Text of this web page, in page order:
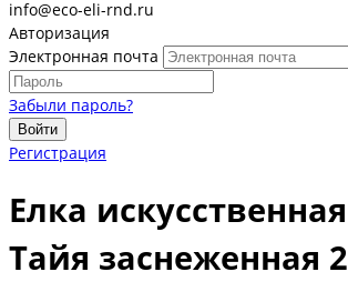
info@eco-eli-rnd.ru
Авторизация
Электронная почта
Забыли пароль?
Войти
Регистрация
Елка
Тайя заснеженная